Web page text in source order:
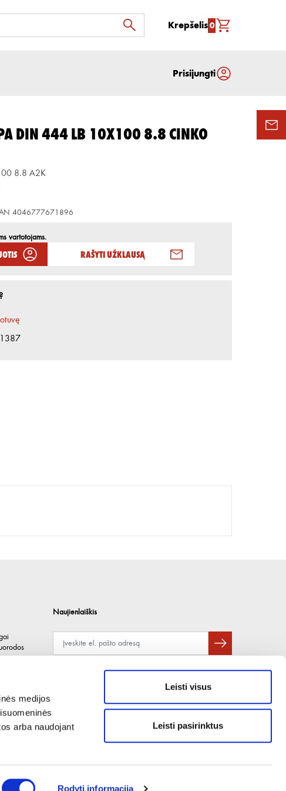
medijos
arba naudojant
Rodyti informaciją
Leisti visus
Leisti pasirinktus
Krepšelis0
Prisijungti
DIN 444 LB 10X100 8.8 CINKO
8.8 A2K
4046777671896
vartotojams.
Rašyti užklausą
Naujienlaiškis
Pateikdami el. paštą sutinkate gauti tiesioginę rinkodarą.